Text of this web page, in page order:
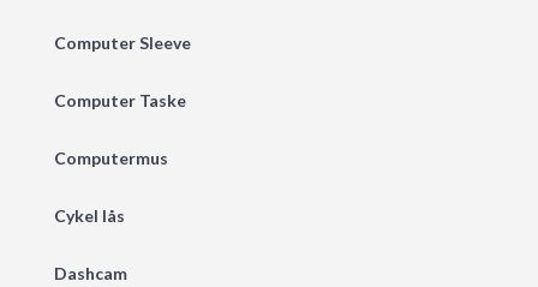
Computer Sleeve
Computer Taske
Computermus
Cykel lås
Dashcam